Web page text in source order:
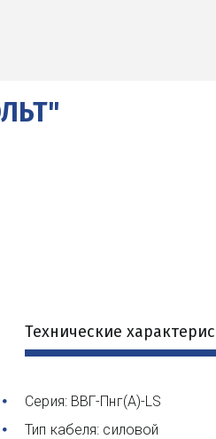
Технические
Серия: ВВГ-Пнг(А)-LS
Тип кабеля: силовой